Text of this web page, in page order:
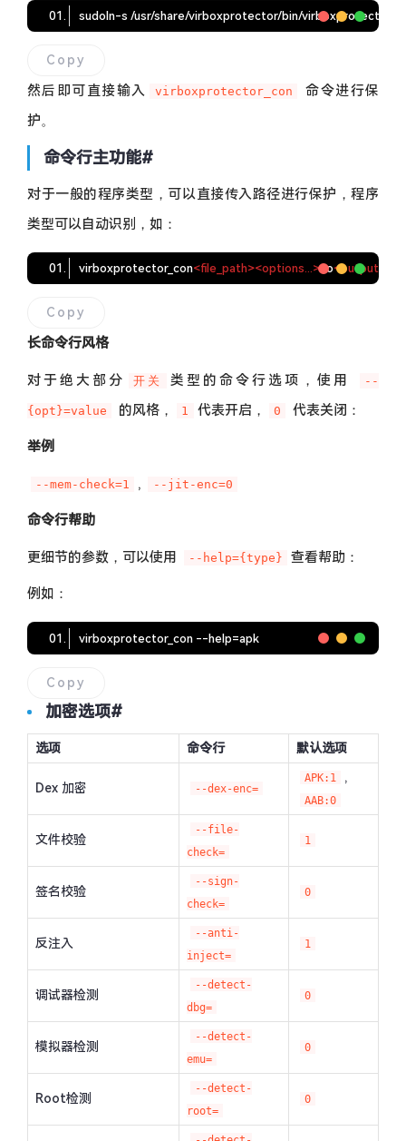
sudo ln-s /usr/share/virboxprotector/bin/
Copy
然后即可直接输入 virboxprotector_con
命令进行保
护。
命令行主功能#
对于一般的程序类型，可以直接传入路径进行保护，程序
类型可以自动识别，如：
virboxprotector_con<file_path><options...>-o<
Copy
长命令行风格
对于绝大部分 开关 类型的命令行选项，使用 --
{opt}=value 的风格， 1 代表开启， 0 代表关闭：
举例
--mem-check=1 , --jit-enc=0
命令行帮助
更细节的参数，可以使用 --help={type} 查看帮助：
例如：
virboxprotector_con --help=apk
Copy
加密选项#
选项 命令行 默认选项
Dex 加密 --dex-enc=
APK:1 ,
AAB:0
文件校验
--file-
check=
1
签名校验
--sign-
check=
0
反注入
--anti-
inject=
1
调试器检测
--detect-
dbg=
0
模拟器检测
--detect-
emu=
0
Root检测
--detect-
root=
0